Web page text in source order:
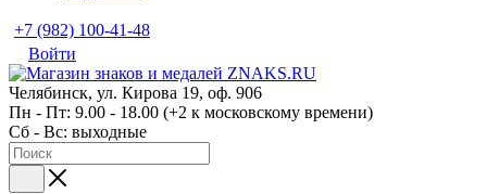
+7 (982) 100-41-48
Войти
Челябинск, ул. Кирова 19, оф. 906
Пн - Пт: 9.00 - 18.00 (+2 к московскому времени)
Сб - Вс: выходные